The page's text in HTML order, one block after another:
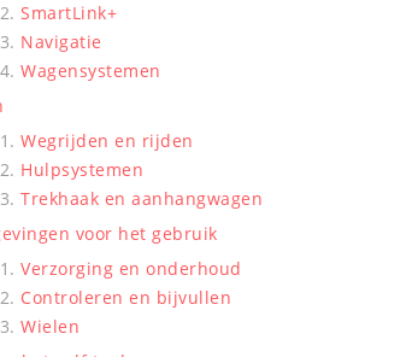
SmartLink+
Navigatie
Wagensystemen
Wegrijden en rijden
Hulpsystemen
Trekhaak en aanhangwagen
voor het gebruik
Verzorging en onderhoud
Controleren en bijvullen
Wielen